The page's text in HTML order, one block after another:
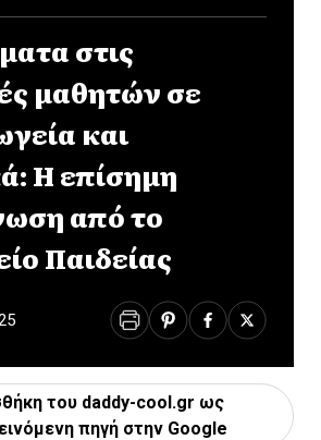
στις
μαθητών σε
και
Η επίσημη
από το
Παιδείας
του daddy-cool.gr ως
πηγή στην Google